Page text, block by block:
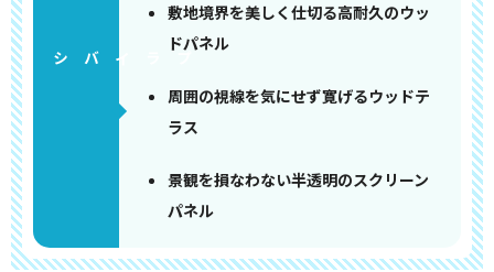
敷地境界を美しく仕切る高耐久のウッ
ドパネル
周囲の視線を気にせず寛げるウッドテ
ラス
景観を損なわない半透明のスクリーン
パネル